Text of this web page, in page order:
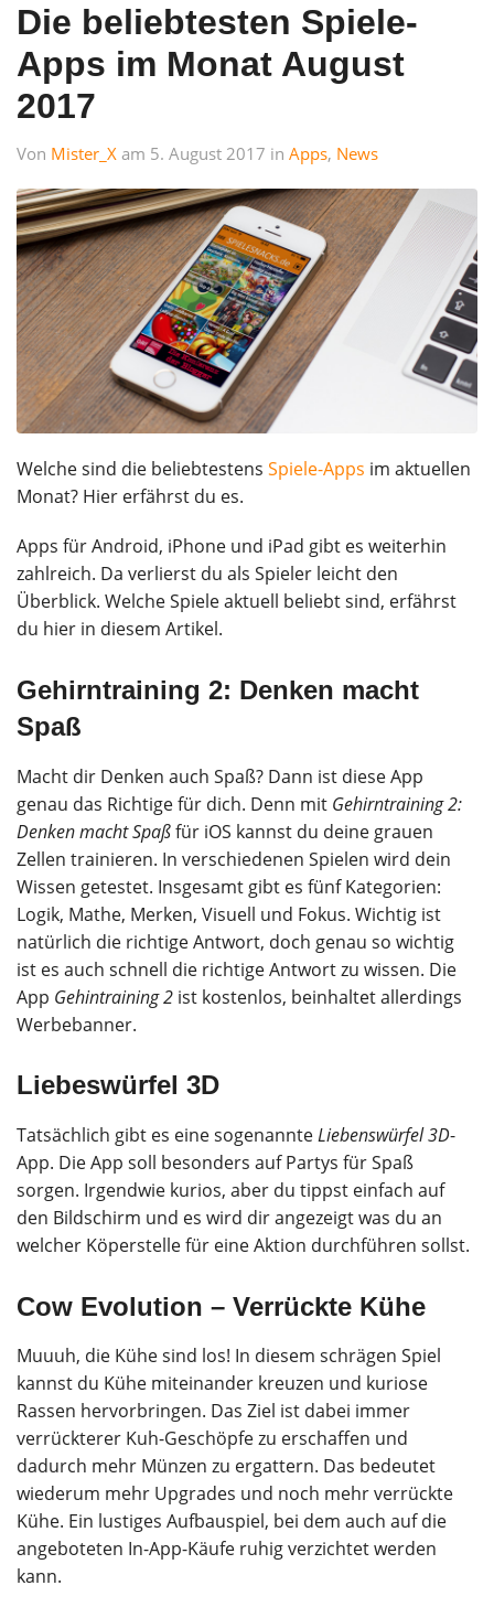
Die beliebtesten Spiele-
Apps im Monat August
2017
Von Mister_X am 5. August 2017 in Apps, News
Welche sind die beliebtestens Spiele-Apps im aktuellen
Monat? Hier erfährst du es.
Apps für Android, iPhone und iPad gibt es weiterhin
zahlreich. Da verlierst du als Spieler leicht den
Überblick. Welche Spiele aktuell beliebt sind, erfährst
du hier in diesem Artikel.
Gehirntraining 2: Denken macht
Spaß
Macht dir Denken auch Spaß? Dann ist diese App
genau das Richtige für dich. Denn mit Gehirntraining 2:
Denken macht Spaßfür iOS kannst du deine grauen
Zellen trainieren. In verschiedenen Spielen wird dein
Wissen getestet. Insgesamt gibt es fünf Kategorien:
Logik, Mathe, Merken, Visuell und Fokus. Wichtig ist
natürlich die richtige Antwort, doch genau so wichtig
ist es auch schnell die richtige Antwort zu wissen. Die
App Gehintraining 2 ist kostenlos, beinhaltet allerdings
Werbebanner.
Liebeswürfel 3D
Tatsächlich gibt es eine sogenannteLiebenswürfel 3D-
App. Die App soll besonders auf Partys für Spaß
sorgen. Irgendwie kurios, aber du tippst einfach auf
den Bildschirm und es wird dir angezeigt was du an
welcher Köperstelle für eine Aktion durchführen sollst.
Cow Evolution – Verrückte Kühe
Muuuh, die Kühe sind los! In diesem schrägen Spiel
kannst du Kühe miteinander kreuzen und kuriose
Rassen hervorbringen. Das Ziel ist dabei immer
verrückterer Kuh-Geschöpfe zu erschaffen und
dadurch mehr Münzen zu ergattern. Das bedeutet
wiederum mehr Upgrades und noch mehr verrückte
Kühe. Ein lustiges Aufbauspiel, bei dem auch auf die
angeboteten In-App-Käufe ruhig verzichtet werden
kann.